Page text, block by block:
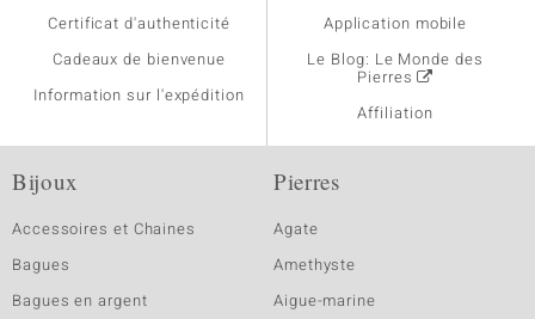
Certificat d'authenticité
Cadeaux de bienvenue
Information sur l'expédition
Application mobile
Le Blog: Le Monde des
Pierres
Affiliation
Bijoux
Accessoires et Chaines
Bagues
Bagues en argent
Pierres
Agate
Amethyste
Aigue-marine